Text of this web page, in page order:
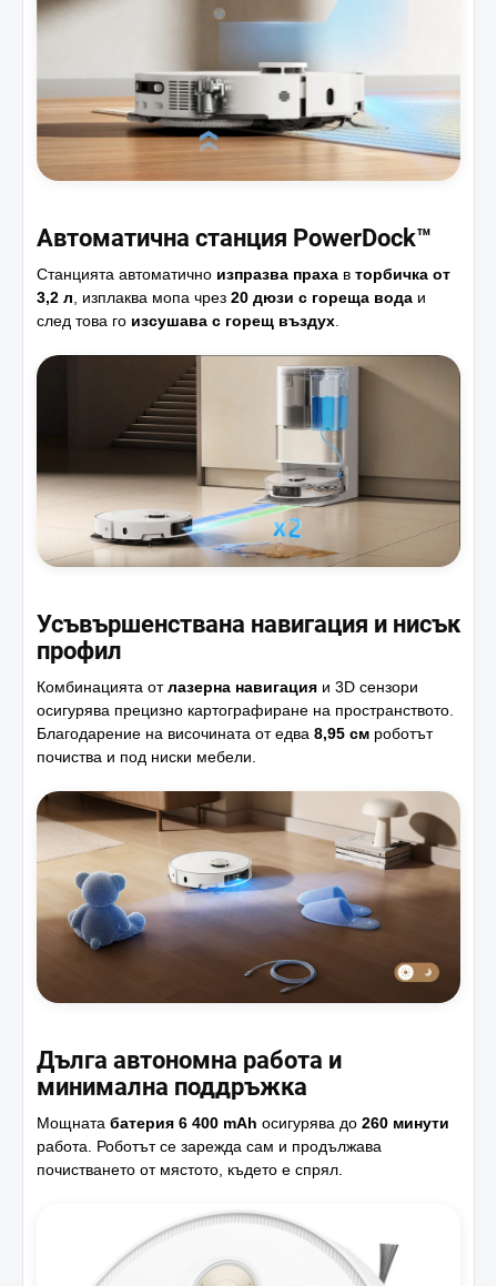
Автоматична станция PowerDock™
Станцията автоматично изпразва праха в торбичка от
3,2 л, изплаква мопа чрез 20 дюзи с гореща вода и
след това го изсушава с горещ въздух.
Усъвършенствана навигация и нисък
профил
Комбинацията отлазерна навигация и 3D сензори
осигурява прецизно картографиране на пространството.
Благодарение на височината от едва 8,95 см роботът
почиства и под ниски мебели.
Дълга автономна работа и
минимална поддръжка
Мощната батерия 6 400 mAh осигурява до 260 минути
работа. Роботът се зарежда сам и продължава
почистването от мястото, където е спрял.